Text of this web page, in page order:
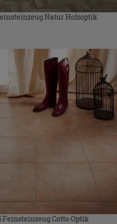
Natur Holzoptik
Feinsteinzeug Cotto Optik